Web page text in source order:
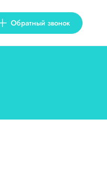
Обратный звонок